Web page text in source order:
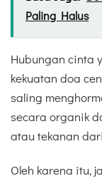
Paling Halus
Hubungan cinta
kekuatan doa
saling
secara organik
atau tekanan
Oleh karena itu,